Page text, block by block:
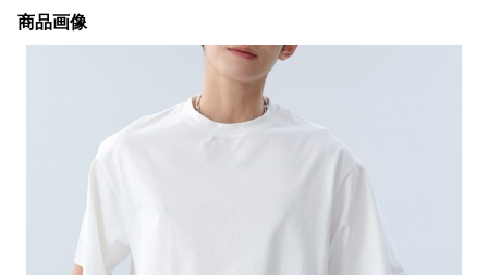
商品画像